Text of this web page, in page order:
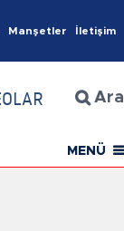
Manşetler İletişim
Ara
MENÜ